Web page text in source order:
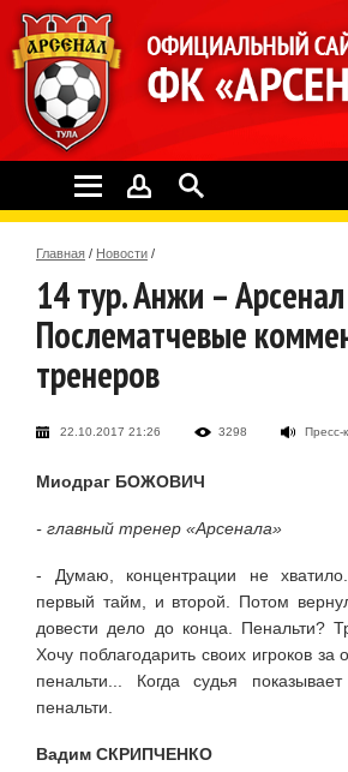
Главная / Новости /
14 тур. Анжи –
Послематчевые
тренеров
22.10.2017 21:26 3298 Пресс-
Миодраг БОЖОВИЧ
- главный тренер «Арсенала»
- Думаю, концентрации не
первый тайм, и второй. Потом
довести дело до конца. Пенальти?
Хочу поблагодарить своих игроков за
пенальти... Когда судья
пенальти.
Вадим СКРИПЧЕНКО